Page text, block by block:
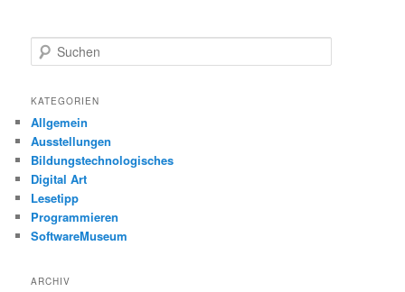
u
h
n
KATEGORIEN
Allgemein
Ausstellungen
Bildungstechnologisches
Digital Art
Lesetipp
Programmieren
SoftwareMuseum
ARCHIV